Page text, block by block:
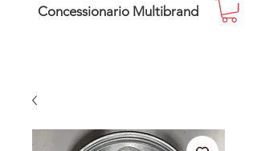
Concessionario Multibrand